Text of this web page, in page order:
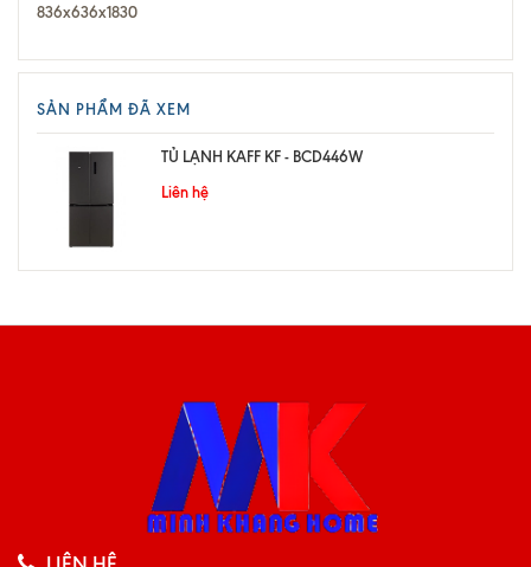
836x636x1830
SẢN PHẨM ĐÃ XEM
TỦ LẠNH KAFF KF - BCD446W
Liên hệ